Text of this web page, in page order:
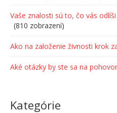
Vaše znalosti sú to, čo vás
(810 zobrazení)
Ako na založenie živnosti krok
Aké otázky by ste sa na
Kategórie